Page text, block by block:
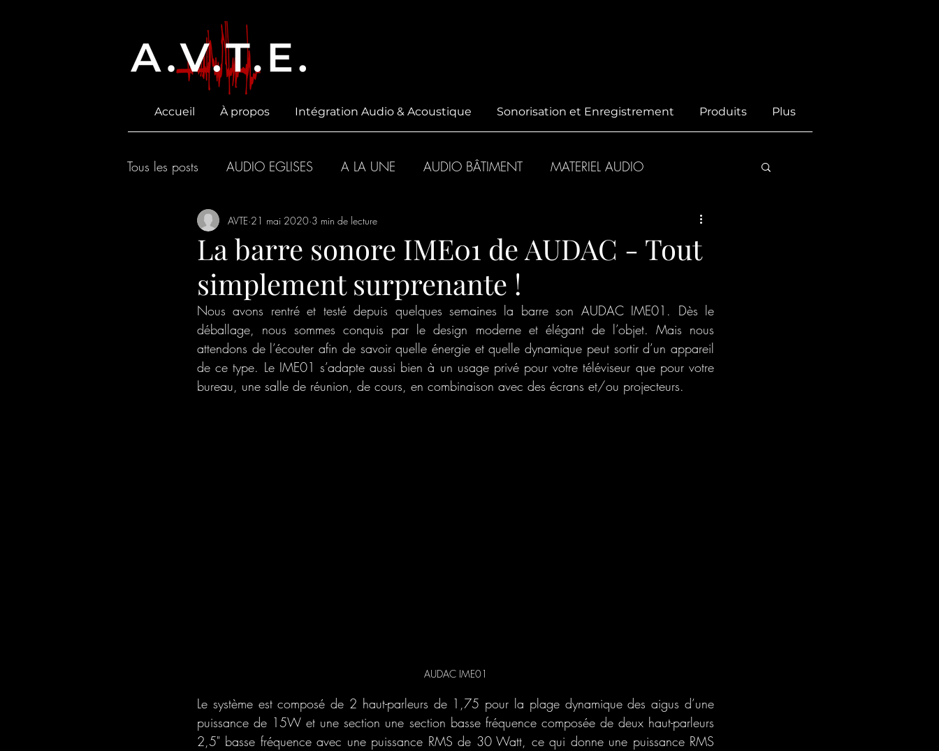
Accueil À propos Intégration Audio & Acoustique Sonorisation et Enregistrement Produits Plus
Tous les posts AUDIO EGLISES A LA UNE AUDIO BÂTIMENT MATERIEL AUDIO
ACOUSTIQUE
La barre sonore IME01 de AUDAC - Tout
simplement surprenante !
AVTE 21 mai 2020 3 min de lecture
Nous avons rentré et testé depuis quelques semaines la barre son AUDAC IME01. Dès le
déballage, nous sommes conquis par le design moderne et élégant de l’objet. Mais nous
attendons de l’écouter afin de savoir quelle énergie et quelle dynamique peut sortir d’un appareil
de ce type. Le IME01 s’adapte aussi bien à un usage privé pour votre téléviseur que pour votre
bureau, une salle de réunion, de cours, en combinaison avec des écrans et/ou projecteurs.
AUDAC IME01
Le système est composé de 2 haut-parleurs de 1,75 pour la plage dynamique des aigus d’une
puissance de 15W et une section une section basse fréquence composée de deux haut-parleurs
2,5" basse fréquence avec une puissance RMS de 30 Watt, ce qui donne une puissance RMS